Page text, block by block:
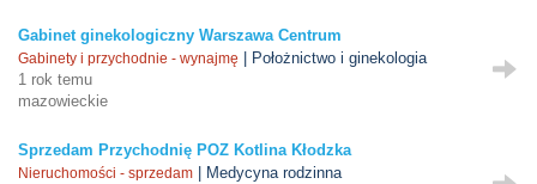
Gabinet ginekologiczny Warszawa Centrum
Gabinety i przychodnie - wynajmę
| Położnictwo i ginekologia
1 rok temu
mazowieckie
Sprzedam Przychodnię POZ Kotlina Kłodzka
Nieruchomości - sprzedam | Medycyna rodzinna